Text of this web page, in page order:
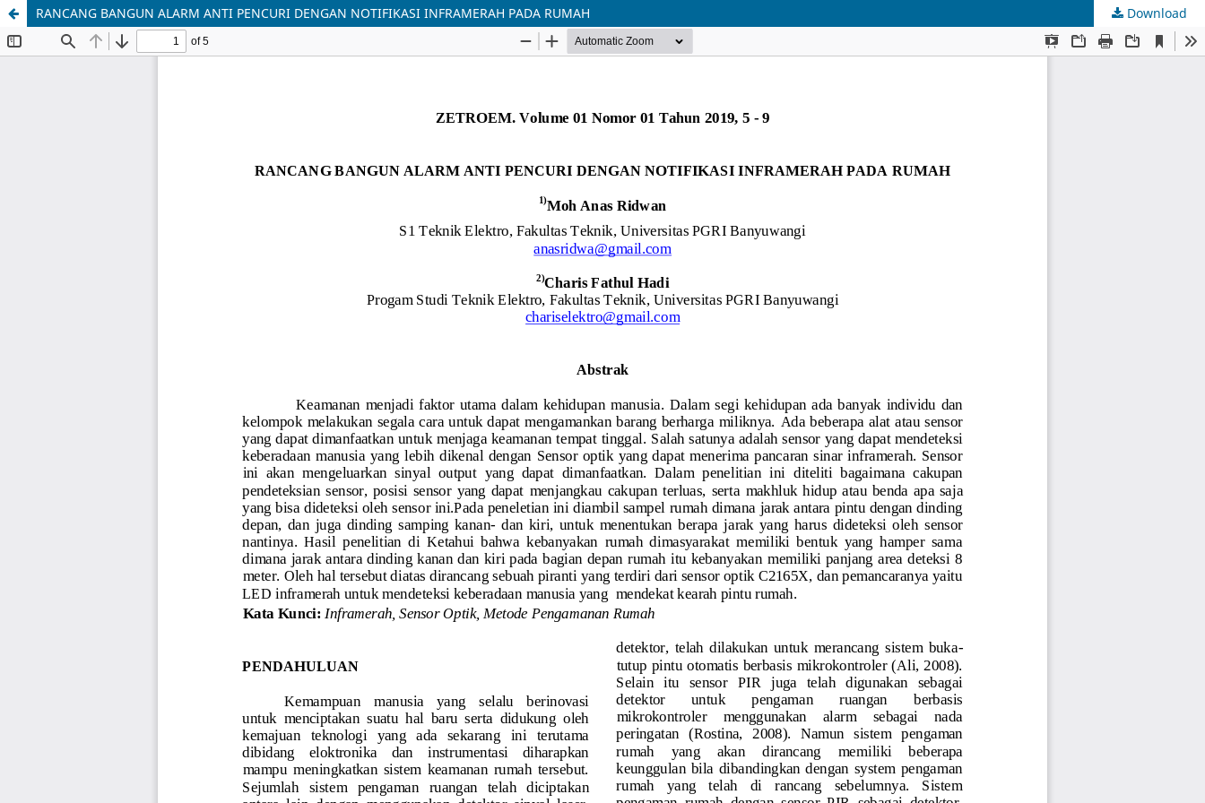
RANCANG BANGUN ALARM ANTI PENCURI DENGAN NOTIFIKASI INFRAMERAH PADA RUMAH Download